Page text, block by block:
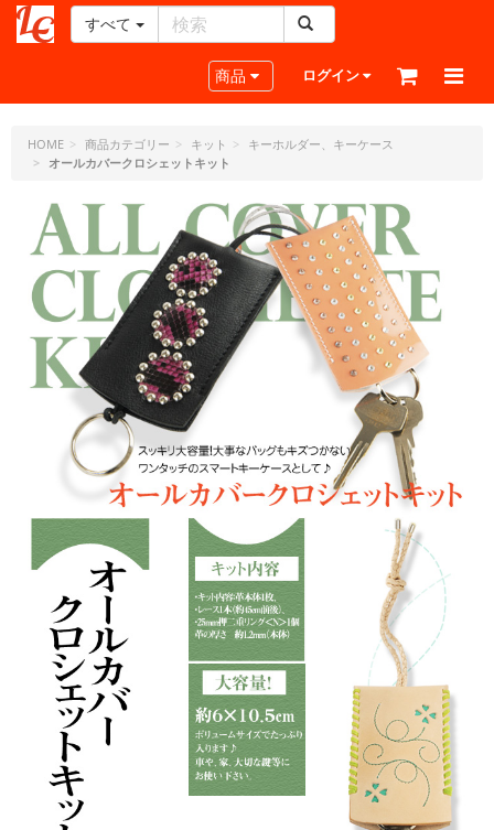
ー
ラ
フ
ト・
ジ
ェ
ー
ー
すべて
Toggle navigation
商品 ログイン
HOME 商品カテゴリー キット
キーホルダー、キーケース
オールカバークロシェットキット